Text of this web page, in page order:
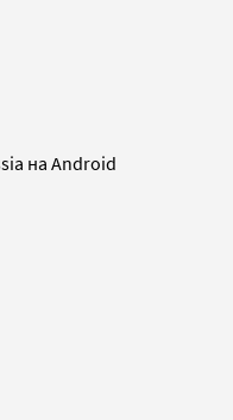
на Android